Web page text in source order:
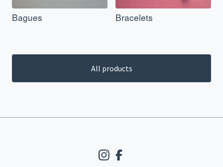
Bagues Bracelets
All products